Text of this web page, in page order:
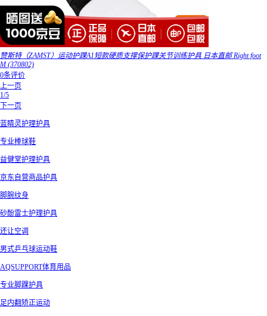
赞斯特（ZAMST）运动护踝A1短款硬质支撑保护踝关节训练护具 日本直邮 Right foot
M (370802)
0条评价
上一页
1/5
下一页
蓝睛灵护理护具
专业棒球鞋
益健堂护理护具
京东自营商品护具
脚腕纹身
砂酚雷士护理护具
还让空调
男式乒乓球运动鞋
AQSUPPORT体育用品
专业脚踝护具
足内翻矫正运动